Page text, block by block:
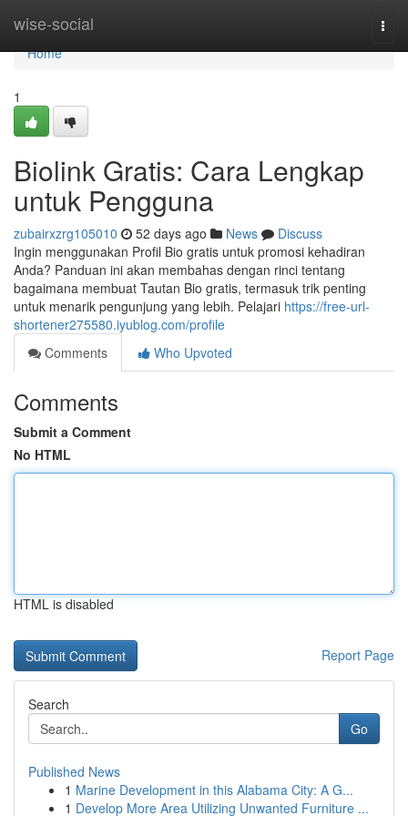
wise-social
Home
Home
1
Biolink Gratis: Cara Lengkap
untuk Pengguna
zubairxzrg105010 52 days ago News
Discuss
Ingin menggunakan Profil Bio gratis untuk promosi kehadiran
Anda? Panduan ini akan membahas dengan rinci tentang
bagaimana membuat Tautan Bio gratis, termasuk trik penting
untuk menarik pengunjung yang lebih. Pelajari https://free-url-
shortener275580.iyublog.com/profile
Comments
Who Upvoted
Comments
Submit a Comment
No HTML
HTML is disabled
Report Page
Search
Go
Published News
1 Marine Development in this Alabama City: A G...
1 Develop More Area Utilizing Unwanted Furniture ...